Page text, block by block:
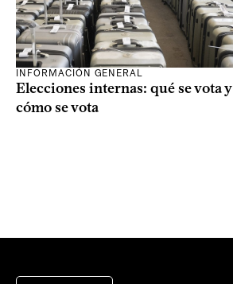
INFORMACIÓN GENERAL
Elecciones internas: qué se vota y
cómo se vota